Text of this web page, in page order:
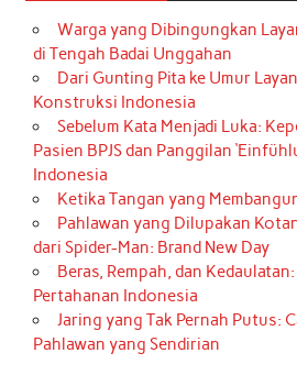
Warga yang Dibingungkan
di Tengah Badai Unggahan
Dari Gunting Pita ke Umur
Konstruksi Indonesia
Sebelum Kata Menjadi Luka:
Pasien BPJS dan Panggilan
Indonesia
Ketika Tangan yang
Pahlawan yang Dilupakan
dari Spider-Man: Brand New Day
Beras, Rempah, dan
Pertahanan Indonesia
Jaring yang Tak Pernah Putus:
Pahlawan yang Sendirian